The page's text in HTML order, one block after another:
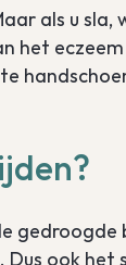
als u
het
gedroogde
ook het